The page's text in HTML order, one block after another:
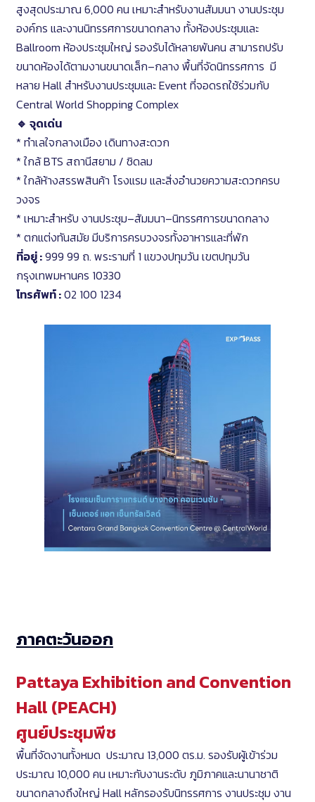
สูงสุดประมาณ 6,000 คน เหมาะสำหรับงานสัมมนา งานประชุม
องค์กร และงานนิทรรศการขนาดกลาง ทั้งห้องประชุมและ
Ballroom ห้องประชุมใหญ่ รองรับได้หลายพันคน สามารถปรับ
ขนาดห้องได้ตามงานขนาดเล็ก–กลาง พื้นที่จัดนิทรรศการ มี
หลาย Hall สำหรับงานประชุมและ Event ที่จอดรถใช้ร่วมกับ
Central World Shopping Complex
🔹 จุดเด่น
* ทำเลใจกลางเมือง เดินทางสะดวก
* ใกล้ BTS สถานีสยาม / ชิดลม
* ใกล้ห้างสรรพสินค้า โรงแรม และสิ่งอำนวยความสะดวกครบ
วงจร
* เหมาะสำหรับ งานประชุม–สัมมนา–นิทรรศการขนาดกลาง
* ตกแต่งทันสมัย มีบริการครบวงจรทั้งอาหารและที่พัก
ที่อยู่ :999 99 ถ. พระรามที่ 1 แขวงปทุมวัน เขตปทุมวัน
กรุงเทพมหานคร 10330
โทรศัพท์ :02 100 1234
ภาคตะวันออก
Pattaya Exhibition and Convention
Hall (PEACH)
ศูนย์ประชุมพีช
พื้นที่จัดงานทั้งหมด ประมาณ 13,000 ตร.ม. รองรับผู้เข้าร่วม
ประมาณ 10,000 คน เหมาะกับงานระดับ ภูมิภาคและนานาชาติ
ขนาดกลางถึงใหญ่ Hall หลักรองรับนิทรรศการ งานประชุม งาน